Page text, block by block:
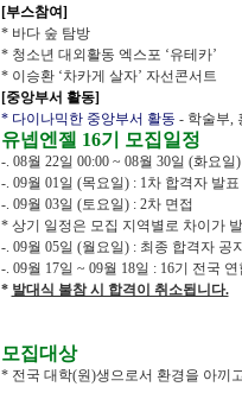
[부스참여]
* 바다 숲 탐방
* 청소년 대외활동 엑스포 ‘유테카’
* 이승환 ‘차카게 살자’ 자선콘서트
[중앙부서 활동]
* 다이나믹한 중앙부서 활동 - 학술부,
유넵엔젤 16기 모집일정
-. 08월 22일 00:00 ~ 08월 30일 (화요
-. 09월 01일 (목요일) : 1차 합격자 발표
-. 09월 03일 (토요일) : 2차 면접
* 상기 일정은 모집 지역별로 차이가
-. 09월 05일 (월요일) : 최종 합격자 공
-. 09월 17일 ~ 09월 18일 : 16기 전국
* 발대식 불참 시 합격이 취소됩니다.
모집대상
* 전국 대학(원)생으로서 환경을 아끼